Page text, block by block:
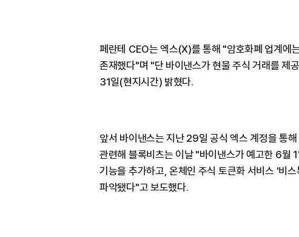
페란테 CEO는 엑스(X)를 통해 "암호화폐 업계에
존재했다"며 "단 바이낸스가 현물 주식 거래를 제
31일(현지시간) 밝혔다.
앞서 바이낸스는 지난 29일 공식 엑스 계정을 통
관련해 블록비츠는 이날 "바이낸스가 예고한 6월
기능을 추가하고, 온체인 주식 토큰화 서비스 '비
파악됐다"고 보도했다.